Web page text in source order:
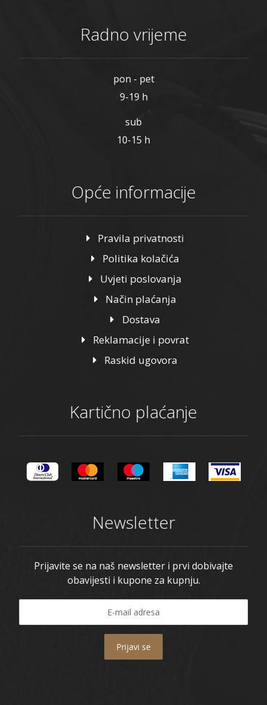
Radno vrijeme
pon - pet
9-19 h
sub
10-15 h
Opće informacije
Pravila privatnosti
Politika kolačića
Uvjeti poslovanja
Način plaćanja
Dostava
Reklamacije i povrat
Raskid ugovora
Kartično plaćanje
Newsletter
Prijavite se na naš newsletter i prvi dobivajte
obavijesti i kupone za kupnju.
Prijavi se